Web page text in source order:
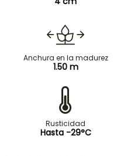
Anchura en la madurez
1.50 m
Rusticidad
Hasta -29°C